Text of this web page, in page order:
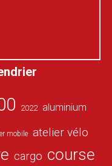
2022 aluminium
mobile atelier vélo
cargo course